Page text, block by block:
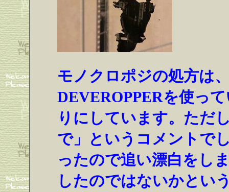
モノクロポジの処方は
DEVEROPPERを使っ
りにしています。ただ
で」というコメントで
ったので追い漂白をし
したのではないかとい